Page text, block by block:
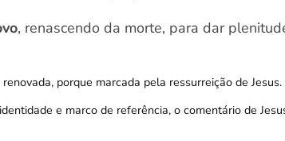
, renascendo da morte, para dar
porque marcada pela ressurreição de Jesus.
e marco de referência, o comentário de